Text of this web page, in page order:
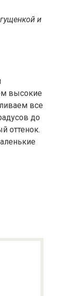
и
высокие
все
до
оттенок.